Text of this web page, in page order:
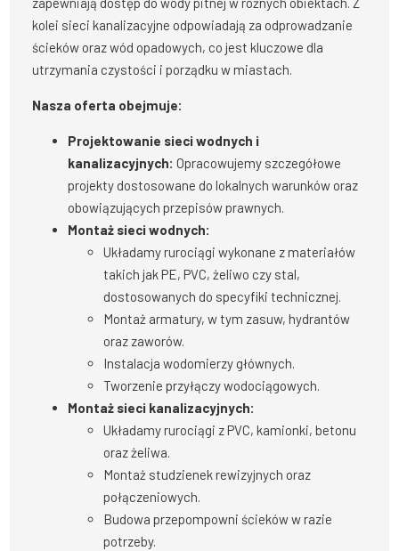
kolei sieci kanalizacyjne odpowiadają za odprowadzanie
ścieków oraz wód opadowych, co jest kluczowe dla
utrzymania czystości i porządku w miastach.
Nasza oferta obejmuje:
Projektowanie sieci wodnych i
kanalizacyjnych: Opracowujemy szczegółowe
projekty dostosowane do lokalnych warunków oraz
obowiązujących przepisów prawnych.
Montaż sieci wodnych:
Układamy rurociągi wykonane z materiałów
takich jak PE, PVC, żeliwo czy stal,
dostosowanych do specyfiki technicznej.
Montaż armatury, w tym zasuw, hydrantów
oraz zaworów.
Instalacja wodomierzy głównych.
Tworzenie przyłączy wodociągowych.
Montaż sieci kanalizacyjnych:
Układamy rurociągi z PVC, kamionki, betonu
oraz żeliwa.
Montaż studzienek rewizyjnych oraz
połączeniowych.
Budowa przepompowni ścieków w razie
potrzeby.